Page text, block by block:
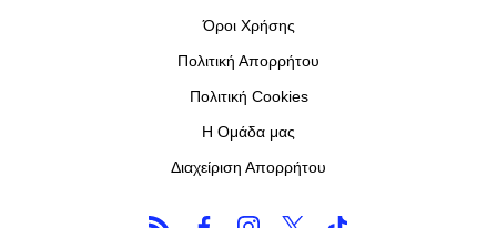
Όροι Χρήσης
Πολιτική Απορρήτου
Πολιτική Cookies
Η Ομάδα μας
Διαχείριση Απορρήτου